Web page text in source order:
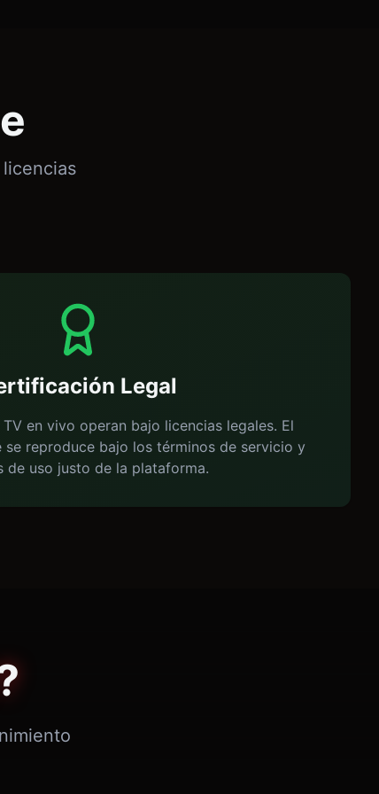
Legal
en vivo operan bajo licencias legales. El
se reproduce bajo los términos de servicio y
de uso justo de la plataforma.